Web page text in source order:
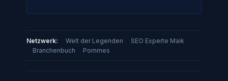
Netzwerk: Welt der Legenden
SEO Experte Maik
Branchenbuch
Pommes